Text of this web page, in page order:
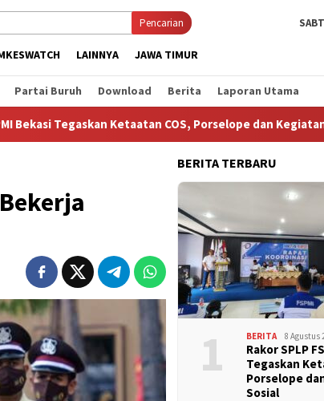
Pencarian
LAINNYA JAWA TIMUR
Partai Buruh Download Berita Laporan Utama
COS, Porselope dan Kegiatan Sosial Isu
BERITA TERBARU
1 BERITA 8 Agustus
Rakor SPLP
Tegaskan
Porselope
Sosial